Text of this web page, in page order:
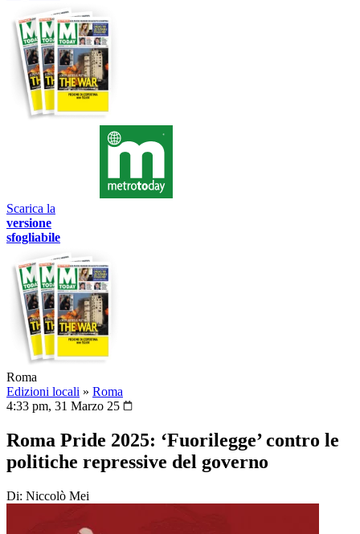
Scarica la
versione
sfogliabile
Roma
Edizioni locali » Roma
4:33 pm, 31 Marzo 25
Roma Pride 2025: ‘Fuorilegge’ contro le
politiche repressive del governo
Di: Niccolò Mei